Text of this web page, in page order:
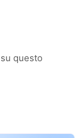
questo